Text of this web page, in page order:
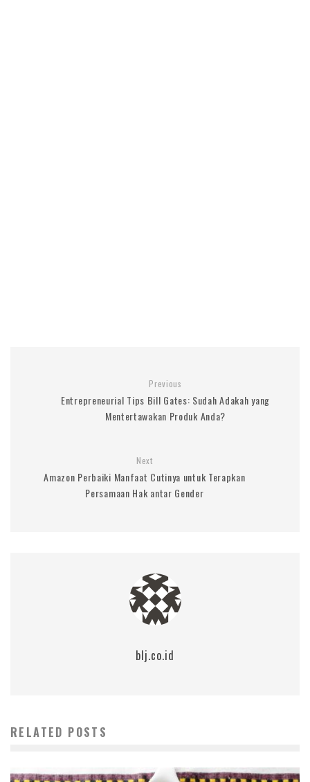
Previous
Entrepreneurial Tips Bill Gates: Sudah Adakah yang
Mentertawakan Produk Anda?
Next
Amazon Perbaiki Manfaat Cutinya untuk Terapkan
Persamaan Hak antar Gender
blj.co.id
RELATED POSTS